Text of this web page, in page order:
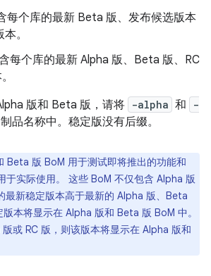
每个库的最新 Beta 版、发布候选版本
。
每个库的最新 Alpha 版、Beta 版、RC
版和 Beta 版，请将 -alpha 和
-
品名称中。稳定版没有后缀。
Beta 版 BoM 用于测试即将推出的功能和
于实际使用。 这些 BoM 不仅包含 Alpha 版
最新稳定版本高于最新的 Alpha 版、Beta
本将显示在 Alpha 版和 Beta 版 BoM 中。
或 RC 版，则该版本将显示在 Alpha 版和